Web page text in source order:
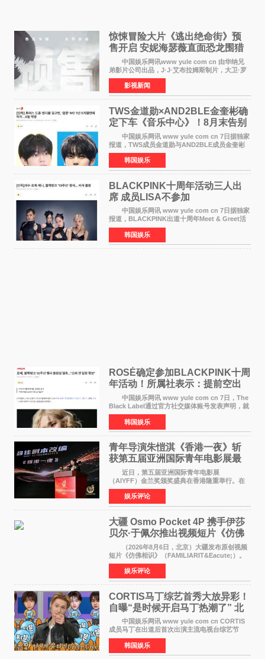
惊悚冒险大片《逃出绝命街》预
售开启 安妮海瑟薇直面恐龙围猎
中国娱乐网讯www yule com cn 由华纳兄
弟影片公司出品，J·J·艾布拉姆斯制片，大卫·罗
伯特·米切尔执导，好莱坞巨星安妮·海瑟薇和伊万
·麦克格雷格领衔主演的2026暑期惊悚冒险大片
《逃出绝
影视新闻
TWS金道勋×AND2BLE金奎彬确
定下车《音乐中心》！8月末告别
MC席位
中国娱乐网讯 www yule com cn 7日据独家
报道，TWS成员金道勋与AND2BLE成员金奎彬
将于8月离开《音乐中心》MC的位置。 金道
勋与金奎彬于去年3月与H2H A-NA一起被选为
《音乐中心》MC，约1
韩国娱乐
BLACKPINK十周年活动三人出
席 成员LISA不参加
中国娱乐网讯 www yule com cn 7日据独家
报道，BLACKPINK出道十周年Meet & Greet活
动将由智秀、ROS&Eacute;、JENNIE出席，
LISA将缺席。 此前BLACKPINK所属社YG并
未为组合出道十周年做
韩国娱乐
ROSÉ确定参加BLACKPINK十周
年活动！所属社表示：提前空出
了时间
中国娱乐网讯 www yule com cn 7日，The
Black Label通过官方社交媒体账号发表声明，就
近期网络上关于ROS&Eacute;个人行程及是否参
加BLACKPINK出道纪念活动的种种猜测作出正
式回应。 Th
韩国娱乐
青年导演朱愷淇《香港一夜》斩
获第五届亚洲国际青年电影展最
佳剧本改编奖
近日，第五届亚洲国际青年电影展
（AIYFF）金兰奖颁奖盛典在香港隆重举行。在
这场汇聚数百位海内外电影人、文化界人士及媒
体代表的亚洲青年影视盛会上，香港本土电影
《香港一夜》（Dawn in Ho
娱乐评论
大疆 Osmo Pocket 4P 携手伊莎
贝尔·于佩尔推出视频短片《仿佛
相识》
（2026年8月6日，北京）大疆发布原创视频
短片《仿佛相识》（FAMILIARIT&Eacute;）。
视频短片由戛纳国际电影节最佳女演员伊莎贝尔·
于佩尔（Isabelle Huppert）主演，全程使用大
疆首款双主摄口
娱乐评论
CORTIS马丁综艺首秀大放异彩！
自曝“是时候开启马丁热潮了” 北
美巡演火热进行中
中国娱乐网讯 www yule com cn CORTIS
成员马丁在出道后首次出演主流电视台综艺节
目，展现了多才多艺的魅力。 马丁出演了5日
播出的MBC《Radio Star》Fashion与Passion
之间，I&lsquo;m
韩国娱乐